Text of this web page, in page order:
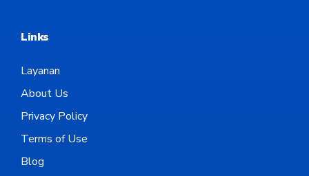
Links
Layanan
About Us
Privacy Policy
Terms of Use
Blog